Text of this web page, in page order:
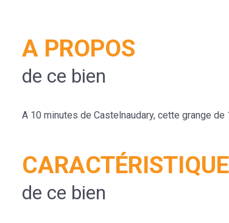
A PROPOS
de ce bien
A 10 minutes de Castelnaudary, cette grange
de ce bien